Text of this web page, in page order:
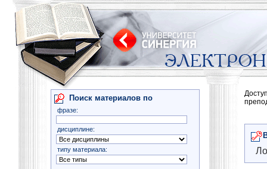
Поиск материалов по
фразе:
дисциплине:
типу материала: